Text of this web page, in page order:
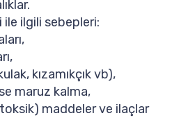
ilgili sebepleri:
kızamıkçık vb),
maruz kalma,
maddeler ve ilaçlar